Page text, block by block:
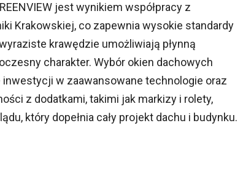
jest wynikiem współpracy z
Krakowskiej, co zapewnia wysokie standardy
krawędzie umożliwiają płynną
charakter. Wybór okien dachowych
inwestycji w zaawansowane technologie oraz
z dodatkami, takimi jak markizy i rolety,
który dopełnia cały projekt dachu i budynku.